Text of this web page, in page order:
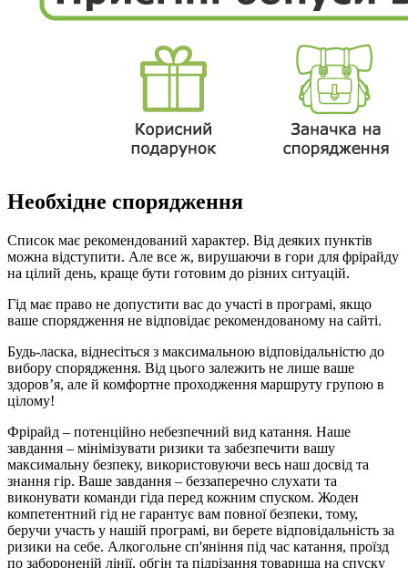
Необхідне спорядження
Список має рекомендований характер. Від деяких пунктів
можна відступити. Але все ж, вирушаючи в гори для фрірайду
на цілий день, краще бути готовим до різних ситуацій.
Гід має право не допустити вас до участі в програмі, якщо
ваше спорядження не відповідає рекомендованому на сайті.
Будь-ласка, віднесіться з максимальною відповідальністю до
вибору спорядження. Від цього залежить не лише ваше
здоров’я, але й комфортне проходження маршруту групою в
цілому!
Фрірайд – потенційно небезпечний вид катання. Наше
завдання – мінімізувати ризики та забезпечити вашу
максимальну безпеку, використовуючи весь наш досвід та
знання гір. Ваше завдання – беззаперечно слухати та
виконувати команди гіда перед кожним спуском. Жоден
компетентний гід не гарантує вам повної безпеки, тому,
беручи участь у нашій програмі, ви берете відповідальність за
ризики на себе. Алкогольне сп'яніння під час катання, проїзд
по забороненій лінії, обгін та підрізання товариша на спуску